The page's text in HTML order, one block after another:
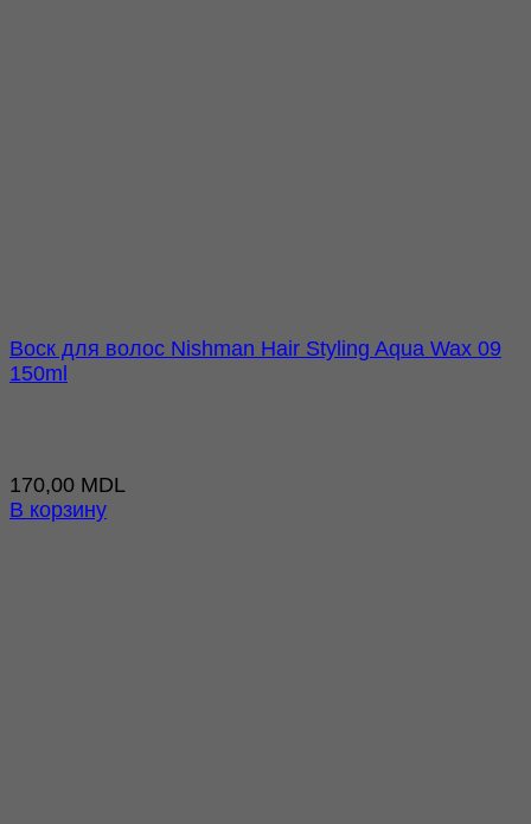
Воск для волос Nishman Hair Styling Aqua Wax 09
150ml
170,00 MDL
В корзину